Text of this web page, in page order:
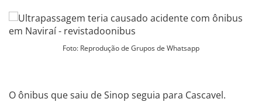
Foto: Reprodução de Grupos de Whatsapp
O ônibus que saiu de Sinop seguia para Cascavel.